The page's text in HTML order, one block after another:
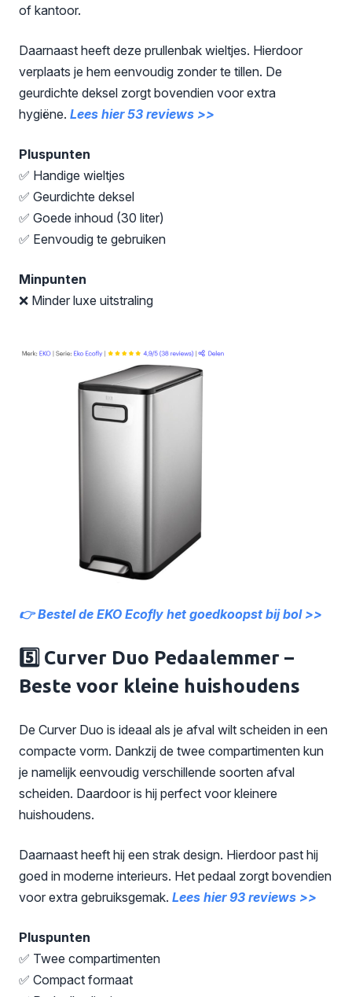
of kantoor.
Daarnaast heeft deze prullenbak wieltjes. Hierdoor
verplaats je hem eenvoudig zonder te tillen. De
geurdichte deksel zorgt bovendien voor extra
hygiëne. Lees hier 53 reviews >>
Pluspunten
✅ Handige wieltjes
✅ Geurdichte deksel
✅ Goede inhoud (30 liter)
✅ Eenvoudig te gebruiken
Minpunten
❌ Minder luxe uitstraling
👉 Bestel de EKO Ecofly het goedkoopst bij bol >>
5️⃣ Curver Duo Pedaalemmer –
Beste voor kleine huishoudens
De Curver Duo is ideaal als je afval wilt scheiden in een
compacte vorm. Dankzij de twee compartimenten kun
je namelijk eenvoudig verschillende soorten afval
scheiden. Daardoor is hij perfect voor kleinere
huishoudens.
Daarnaast heeft hij een strak design. Hierdoor past hij
goed in moderne interieurs. Het pedaal zorgt bovendien
voor extra gebruiksgemak. Lees hier 93 reviews >>
Pluspunten
✅ Twee compartimenten
✅ Compact formaat